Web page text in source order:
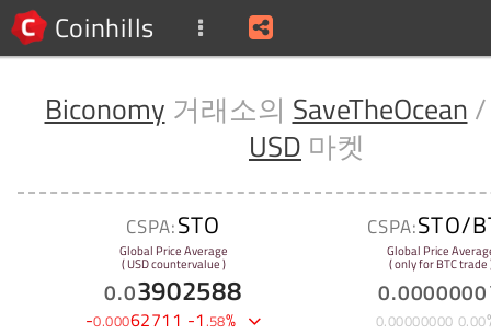
Coinhills
Biconomy 거래소의 SaveTheOcean
USD 마켓
CSPA:STO
Global Price Average
( USD countervalue )
0.03902588
-0.00062711 -1.58%
CSPA:STO/
Global Price
( only for BTC trade
0.0000000
0.00000000 0.00